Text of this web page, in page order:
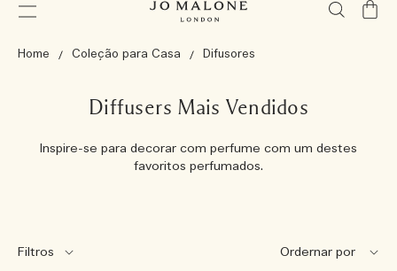
Meu
Home
Coleção para Casa Difusores
Diffusers Mais Vendidos
Inspire-se para decorar com perfume com um destes
favoritos perfumados.
Filtros